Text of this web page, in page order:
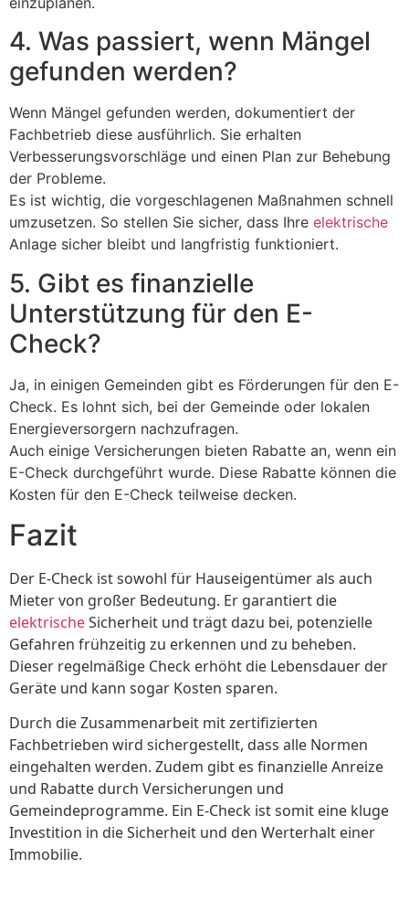
4. Was passiert, wenn Mängel
gefunden werden?
Wenn Mängel gefunden werden, dokumentiert der
Fachbetrieb diese ausführlich. Sie erhalten
Verbesserungsvorschläge und einen Plan zur Behebung
der Probleme.
Es ist wichtig, die vorgeschlagenen Maßnahmen schnell
umzusetzen. So stellen Sie sicher, dass Ihre elektrische
Anlage sicher bleibt und langfristig funktioniert.
5. Gibt es finanzielle
Unterstützung für den E-
Check?
Ja, in einigen Gemeinden gibt es Förderungen für den E-
Check. Es lohnt sich, bei der Gemeinde oder lokalen
Energieversorgern nachzufragen.
Auch einige Versicherungen bieten Rabatte an, wenn ein
E-Check durchgeführt wurde. Diese Rabatte können die
Kosten für den E-Check teilweise decken.
Fazit
Der E-Check ist sowohl für Hauseigentümer als auch
Mieter von großer Bedeutung. Er garantiert die
elektrischeSicherheit und trägt dazu bei, potenzielle
Gefahren frühzeitig zu erkennen und zu beheben.
Dieser regelmäßige Check erhöht die Lebensdauer der
Geräte und kann sogar Kosten sparen.
Durch die Zusammenarbeit mit zertifizierten
Fachbetrieben wird sichergestellt, dass alle Normen
eingehalten werden. Zudem gibt es finanzielle Anreize
und Rabatte durch Versicherungen und
Gemeindeprogramme. Ein E-Check ist somit eine kluge
Investition in die Sicherheit und den Werterhalt einer
Immobilie.